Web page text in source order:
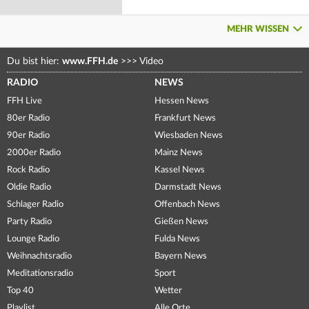
MEHR WISSEN
Du bist hier: www.FFH.de >>> Video
RADIO
FFH Live
80er Radio
90er Radio
2000er Radio
Rock Radio
Oldie Radio
Schlager Radio
Party Radio
Lounge Radio
Weihnachtsradio
Meditationsradio
Top 40
NEWS
Hessen News
Frankfurt News
Wiesbaden News
Mainz News
Kassel News
Darmstadt News
Offenbach News
Gießen News
Fulda News
Bayern News
Sport
Wetter